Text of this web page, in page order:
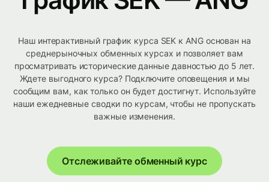
Наш интерактивный график курса SEK к ANG основан на
среднерыночных обменных курсах и позволяет вам
просматривать исторические данные давностью до 5 лет.
Ждете выгодного курса? Подключите оповещения и мы
сообщим вам, как только он будет достигнут. Используйте
наши ежедневные сводки по курсам, чтобы не пропускать
важные изменения.
Отслеживайте обменный курс